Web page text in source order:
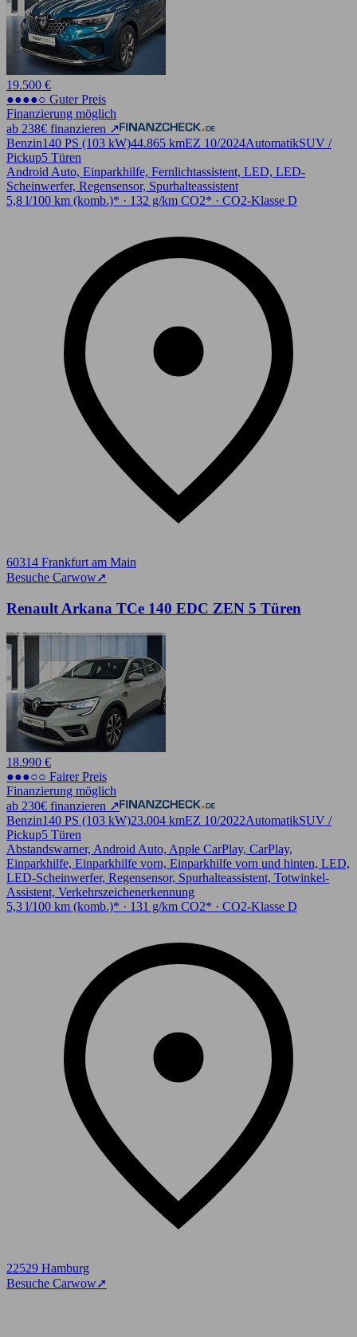
19.500 €
●●●●○ Guter Preis
Finanzierung möglich
ab 238€ finanzieren ↗
Benzin140 PS (103 kW)44.865 kmEZ 10/2024AutomatikSUV /
Pickup5 Türen
Android Auto, Einparkhilfe, Fernlichtassistent, LED, LED-
Scheinwerfer, Regensensor, Spurhalteassistent
5,8 l/100 km (komb.)* · 132 g/km CO2* · CO2-Klasse D
60314 Frankfurt am Main
Besuche Carwow➚
Renault Arkana TCe 140 EDC ZEN 5 Türen
18.990 €
●●●○○ Fairer Preis
Finanzierung möglich
ab 230€ finanzieren ↗
Benzin140 PS (103 kW)23.004 kmEZ 10/2022AutomatikSUV /
Pickup5 Türen
Abstandswarner, Android Auto, Apple CarPlay, CarPlay,
Einparkhilfe, Einparkhilfe vorn, Einparkhilfe vorn und hinten, LED,
LED-Scheinwerfer, Regensensor, Spurhalteassistent, Totwinkel-
Assistent, Verkehrszeichenerkennung
5,3 l/100 km (komb.)* · 131 g/km CO2* · CO2-Klasse D
22529 Hamburg
Besuche Carwow➚